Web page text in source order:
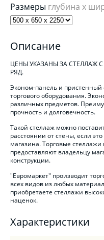
Размеры глубина x
Описание
ЦЕНЫ УКАЗАНЫ ЗА СТЕЛЛАЖ
РЯД.
Эконом-панель и пристенный
торгового оборудования.
различных предметов.
прочность и долговечность.
Такой стеллаж можно
расстоянии от стены, если
магазина.Торговые стеллажи
предоставляют владельцу
конструкции.
"Евромаркет" производит
всех видов из любых
приобретаете стеллажи
наценок.
Характеристики